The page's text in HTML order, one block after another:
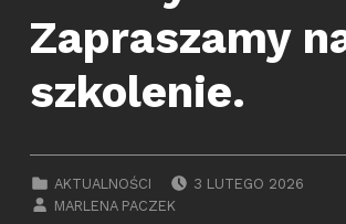
Zapraszamy
szkolenie.
CATEGORIZED IN:
AKTUALNOŚCI 3 LUTEGO 2026
MARLENA PACZEK